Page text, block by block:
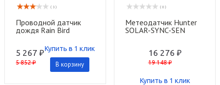
( 3 )
Проводной датчик
дождя Rain Bird
5 267 ₽
5 852 ₽
Купить в 1 клик
В корзину
( 0 )
Метеодатчик Hunter
SOLAR-SYNC-SEN
16 276 ₽
19 148 ₽
Купить в 1 клик